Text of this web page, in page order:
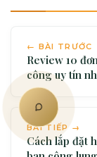
← BÀI TRƯỚC
Review 10
công uy tín
BÀI TIẾP →
Cách lắp đặt